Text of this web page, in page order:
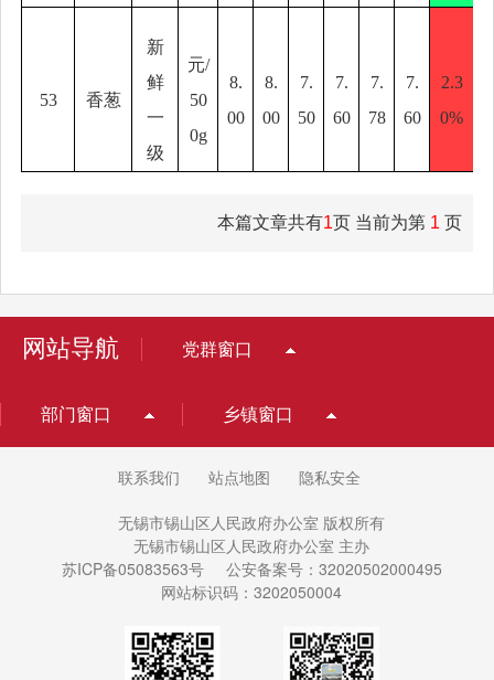
53 香葱
新
鲜
一
级
元/
50
0g
8.
00
8.
00
7.
50
7.
60
7.
78
7.
60
2.3
0%
本篇文章共有1页 当前为第 1 页
网站导航 党群窗口
部门窗口 乡镇窗口
联系我们 站点地图 隐私安全
无锡市锡山区人民政府办公室 版权所有
无锡市锡山区人民政府办公室 主办
苏ICP备05083563号
公安备案号：32020502000495
网站标识码：3202050004